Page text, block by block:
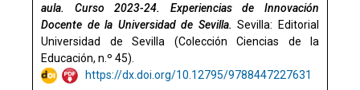
aula. Curso 2023-24. Experiencias de Innovación
Docente de la Universidad de Sevilla. Sevilla: Editorial
Universidad de Sevilla (Colección Ciencias de la
Educación, n.º 45).
https://dx.doi.org/10.12795/9788447227631